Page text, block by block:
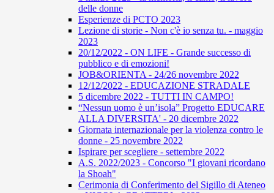
delle donne
Esperienze di PCTO 2023
Lezione di storie - Non c'è io senza tu. - maggio
2023
20/12/2022 - ON LIFE - Grande successo di
pubblico e di emozioni!
JOB&ORIENTA - 24/26 novembre 2022
12/12/2022 - EDUCAZIONE STRADALE
5 dicembre 2022 - TUTTI IN CAMPO!
“Nessun uomo è un’isola” Progetto EDUCARE
ALLA DIVERSITA' - 20 dicembre 2022
Giornata internazionale per la violenza contro le
donne - 25 novembre 2022
Ispirare per scegliere - settembre 2022
A.S. 2022/2023 - Concorso "I giovani ricordano
la Shoah"
Cerimonia di Conferimento del Sigillo di Ateneo